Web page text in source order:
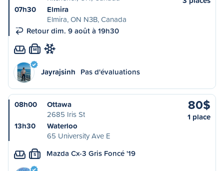
07h30
Elmira
Elmira, ON N3B, Canada
Retour dim. 9 août à 19h30
M
Jayrajsinh Pas d'évaluations
08h00
Ottawa
2685 Iris St
13h30
Waterloo
65 University Ave E
80$
1 place
S Mazda Cx-3 Gris Foncé '19